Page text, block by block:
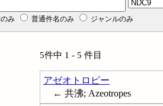
み 普通件名のみ ジャンルのみ
5件中 1 - 5 件目
アゼオトロピー
← 共沸; Azeotropes